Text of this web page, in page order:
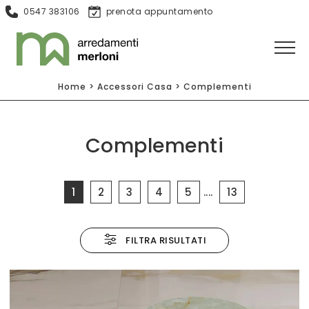
0547 383106 prenota appuntamento
Home > Accessori Casa > Complementi
Complementi
1 2 3 4 5 .... 13
FILTRA RISULTATI